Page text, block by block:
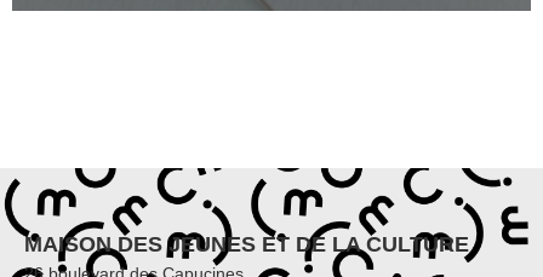
MAISON DES JEUNES ET DE LA CULTURE
26 boulevard des Capucines